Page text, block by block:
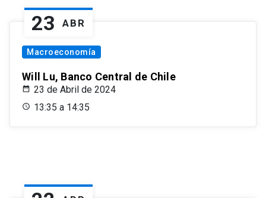
23 ABR
Macroeconomía
Will Lu, Banco Central de Chile
23 de Abril de 2024
13:35 a 14:35